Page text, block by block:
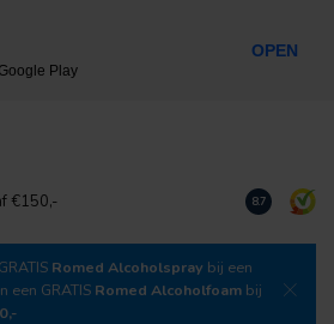
€150,- Download
8.7
Romed Alcoholspray bij een
een GRATIS Romed Alcoholfoam bij
Play
OPEN